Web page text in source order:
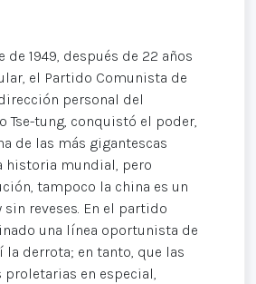
de 1949, después de 22 años
el Partido Comunista de
personal del
Tse-tung, conquistó el poder,
de las más gigantescas
historia mundial, pero
tampoco la china es un
reveses. En el partido
una línea oportunista de
la derrota; en tanto, que las
proletarias en especial,